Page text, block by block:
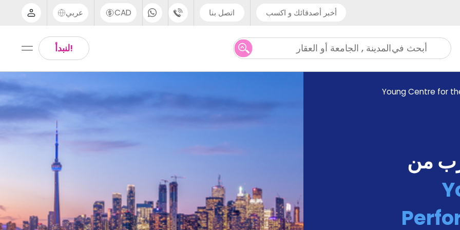
أخبر أصدقائك و اكسب اتصل بنا
UK - +44 (0) 20 3871 8666
US - +1 (646) 718 6172
CAD عربي
Arabic
Thai
!لنبدأ أبحث فيالمدينة , الجامعة أو العقار
Young Centre for
من